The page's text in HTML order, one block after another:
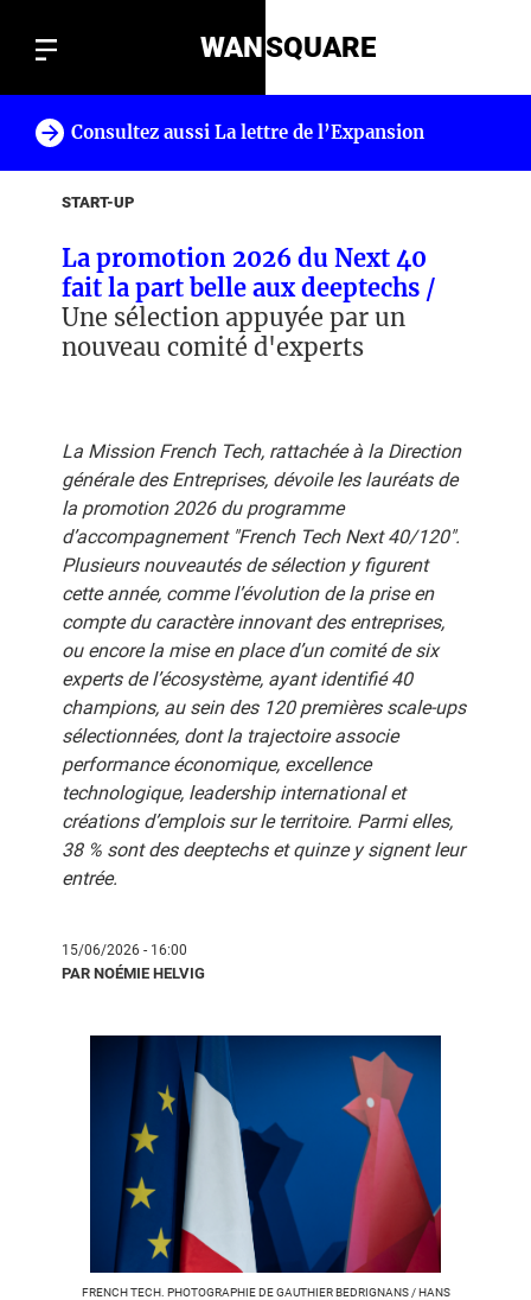
WANSQUARE
Consultez aussi La lettre de l’Expansion
START-UP
La promotion 2026 du Next 40
fait la part belle aux deeptechs /
Une sélection appuyée par un
nouveau comité d'experts
La Mission French Tech, rattachée à la Direction
générale des Entreprises, dévoile les lauréats de
la promotion 2026 du programme
d’accompagnement "French Tech Next 40/120".
Plusieurs nouveautés de sélection y figurent
cette année, comme l’évolution de la prise en
compte du caractère innovant des entreprises,
ou encore la mise en place d’un comité de six
experts de l’écosystème, ayant identifié 40
champions, au sein des 120 premières scale-ups
sélectionnées, dont la trajectoire associe
performance économique, excellence
technologique, leadership international et
créations d’emplois sur le territoire. Parmi elles,
38 % sont des deeptechs et quinze y signent leur
entrée.
15/06/2026 - 16:00
PAR NOÉMIE HELVIG
FRENCH TECH. PHOTOGRAPHIE DE GAUTHIER BEDRIGNANS / HANS